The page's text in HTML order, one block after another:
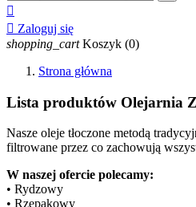

 Zaloguj się
shopping_cart Koszyk (0)
Strona główna
Lista produktów Olejarnia
Nasze oleje tłoczone metodą
filtrowane przez co zachowują
W naszej ofercie polecamy:
• Rydzowy
• Rzepakowy